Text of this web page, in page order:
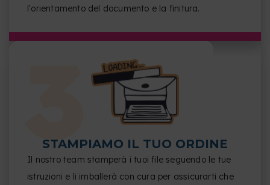
l'orientamento del documento e la finitura.
STAMPIAMO IL TUO ORDINE
Il nostro team stamperà i tuoi file seguendo le tue
istruzioni e li imballerà con cura per assicurarti che